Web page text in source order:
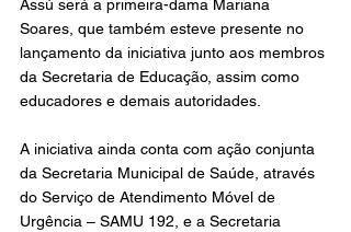
Assú será a primeira-dama Mariana
Soares, que também esteve presente no
lançamento da iniciativa junto aos membros
da Secretaria de Educação, assim como
educadores e demais autoridades.
A iniciativa ainda conta com ação conjunta
da Secretaria Municipal de Saúde, através
do Serviço de Atendimento Móvel de
Urgência – SAMU 192, e a Secretaria